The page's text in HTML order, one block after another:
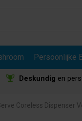
Persoonlijke
Deskundig en
Coreless Dispenser